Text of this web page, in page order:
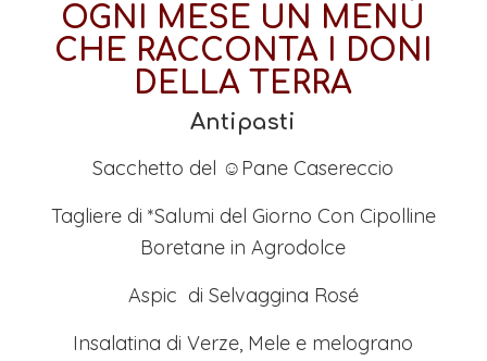
OGNI MESE UN MENÙ
CHE RACCONTA I DONI
DELLA TERRA
Antipasti
Sacchetto del ☺Pane Casereccio
Tagliere di *Salumi del Giorno Con Cipolline
Boretane in Agrodolce
Aspic di Selvaggina Rosé
Insalatina di Verze, Mele e melograno